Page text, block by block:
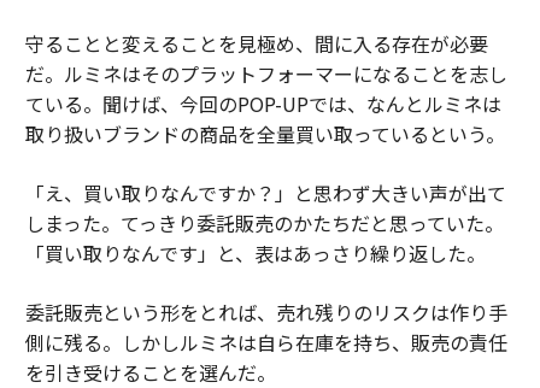
守ることと変えることを見極め、間に入る存在が必要
だ。ルミネはそのプラットフォーマーになることを志し
ている。聞けば、今回のPOP-UPでは、なんとルミネは
取り扱いブランドの商品を全量買い取っているという。
「え、買い取りなんですか？」と思わず大きい声が出て
しまった。てっきり委託販売のかたちだと思っていた。
「買い取りなんです」と、表はあっさり繰り返した。
委託販売という形をとれば、売れ残りのリスクは作り手
側に残る。しかしルミネは自ら在庫を持ち、販売の責任
を引き受けることを選んだ。